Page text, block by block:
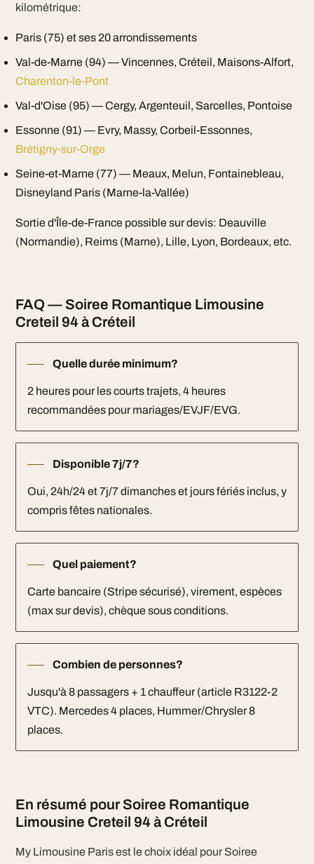
kilométrique:
Paris (75) et ses 20 arrondissements
Val-de-Marne (94) — Vincennes, Créteil, Maisons-Alfort,
Charenton-le-Pont
Val-d'Oise (95) — Cergy, Argenteuil, Sarcelles, Pontoise
Essonne (91) — Evry, Massy, Corbeil-Essonnes,
Brétigny-sur-Orge
Seine-et-Marne (77) — Meaux, Melun, Fontainebleau,
Disneyland Paris (Marne-la-Vallée)
Sortie d'Île-de-France possible sur devis: Deauville
(Normandie), Reims (Marne), Lille, Lyon, Bordeaux, etc.
FAQ — Soiree Romantique Limousine
Creteil 94 à Créteil
Quelle durée minimum?
2 heures pour les courts trajets, 4 heures
recommandées pour mariages/EVJF/EVG.
Disponible 7j/7?
Oui, 24h/24 et 7j/7 dimanches et jours fériés inclus, y
compris fêtes nationales.
Quel paiement?
Carte bancaire (Stripe sécurisé), virement, espèces
(max sur devis), chèque sous conditions.
Combien de personnes?
Jusqu'à 8 passagers + 1 chauffeur (article R3122-2
VTC). Mercedes 4 places, Hummer/Chrysler 8
places.
En résumé pour Soiree Romantique
Limousine Creteil 94 à Créteil
My Limousine Paris est le choix idéal pour Soiree